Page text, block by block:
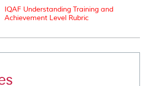
IQAF Understanding Training and
Achievement Level Rubric